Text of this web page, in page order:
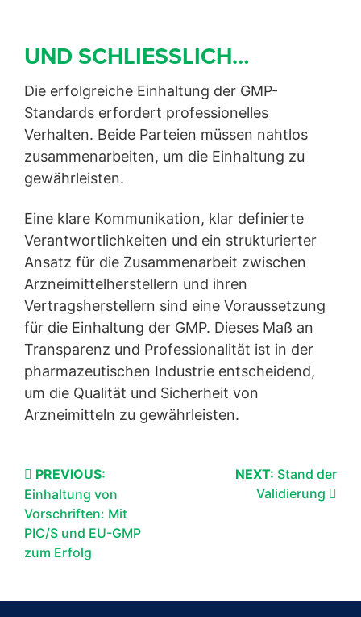
UND SCHLIESSLICH…
Die erfolgreiche Einhaltung der GMP-
Standards erfordert professionelles
Verhalten. Beide Parteien müssen nahtlos
zusammenarbeiten, um die Einhaltung zu
gewährleisten.
Eine klare Kommunikation, klar definierte
Verantwortlichkeiten und ein strukturierter
Ansatz für die Zusammenarbeit zwischen
Arzneimittelherstellern und ihren
Vertragsherstellern sind eine Voraussetzung
für die Einhaltung der GMP. Dieses Maß an
Transparenz und Professionalität ist in der
pharmazeutischen Industrie entscheidend,
um die Qualität und Sicherheit von
Arzneimitteln zu gewährleisten.
PREVIOUS:
Einhaltung von
Vorschriften: Mit
PIC/S und EU-GMP
zum Erfolg
NEXT: Stand der
Validierung